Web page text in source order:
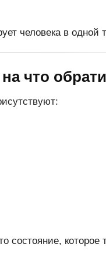
человека в одной
что
состояние, которое